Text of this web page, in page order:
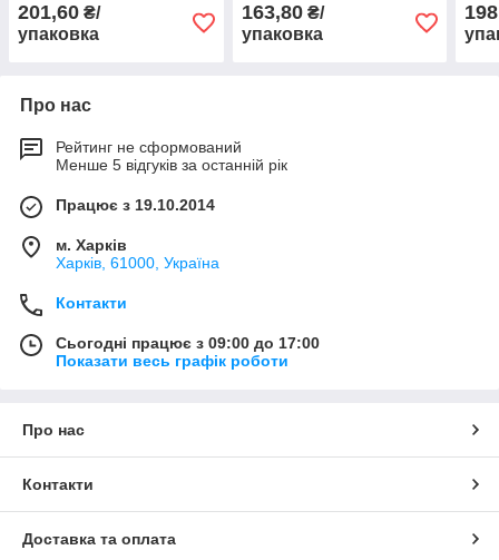
201,60 ₴/
упаковка
163,80₴/
упаковка
Про нас
Рейтинг не сформований
Менше 5 відгуків за останній рік
Працює з 19.10.2014
м. Харків
Харків, 61000, Україна
Контакти
Сьогодні працює з 09:00 до 17:00
Показати весь графік роботи
Про нас
Контакти
Доставка та оплата